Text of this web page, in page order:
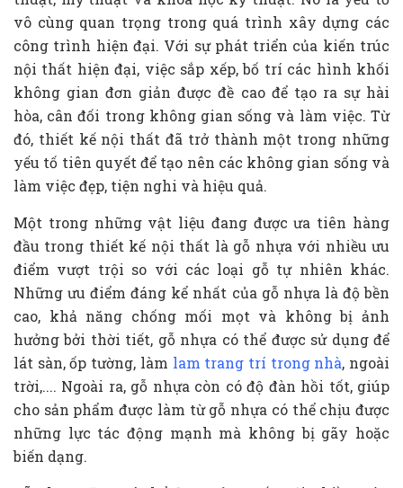
vô cùng quan trọng trong quá trình xây dựng các
công trình hiện đại. Với sự phát triển của kiến trúc
nội thất hiện đại, việc sắp xếp, bố trí các hình khối
không gian đơn giản được đề cao để tạo ra sự hài
hòa, cân đối trong không gian sống và làm việc. Từ
đó, thiết kế nội thất đã trở thành một trong những
yếu tố tiên quyết để tạo nên các không gian sống và
làm việc đẹp, tiện nghi và hiệu quả.
Một trong những vật liệu đang được ưa tiên hàng
đầu trong thiết kế nội thất là gỗ nhựa với nhiều ưu
điểm vượt trội so với các loại gỗ tự nhiên khác.
Những ưu điểm đáng kể nhất của gỗ nhựa là độ bền
cao, khả năng chống mối mọt và không bị ảnh
hưởng bởi thời tiết, gỗ nhựa có thể được sử dụng để
lát sàn, ốp tường, làm lam trang trí trong nhà, ngoài
trời,.... Ngoài ra, gỗ nhựa còn có độ đàn hồi tốt, giúp
cho sản phẩm được làm từ gỗ nhựa có thể chịu được
những lực tác động mạnh mà không bị gãy hoặc
biến dạng.